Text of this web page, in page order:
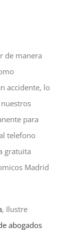
de manera
accidente, lo
para
telefono
gratuita
Madrid
, Ilustre
abogados